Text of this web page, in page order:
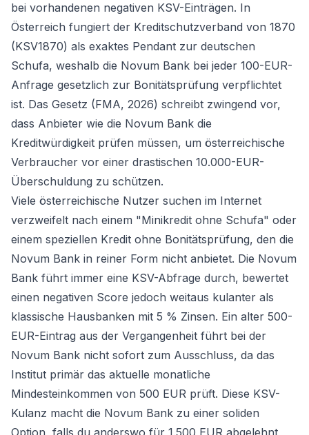
bei vorhandenen negativen KSV-Einträgen. In
Österreich fungiert der Kreditschutzverband von 1870
(KSV1870) als exaktes Pendant zur deutschen
Schufa, weshalb die Novum Bank bei jeder 100-EUR-
Anfrage gesetzlich zur Bonitätsprüfung verpflichtet
ist. Das Gesetz (FMA, 2026) schreibt zwingend vor,
dass Anbieter wie die Novum Bank die
Kreditwürdigkeit prüfen müssen, um österreichische
Verbraucher vor einer drastischen 10.000-EUR-
Überschuldung zu schützen.
Viele österreichische Nutzer suchen im Internet
verzweifelt nach einem "Minikredit ohne Schufa" oder
einem speziellen Kredit ohne Bonitätsprüfung, den die
Novum Bank in reiner Form nicht anbietet. Die Novum
Bank führt immer eine KSV-Abfrage durch, bewertet
einen negativen Score jedoch weitaus kulanter als
klassische Hausbanken mit 5 % Zinsen. Ein alter 500-
EUR-Eintrag aus der Vergangenheit führt bei der
Novum Bank nicht sofort zum Ausschluss, da das
Institut primär das aktuelle monatliche
Mindesteinkommen von 500 EUR prüft. Diese KSV-
Kulanz macht die Novum Bank zu einer soliden
Option, falls du anderswo für 1.500 EUR abgelehnt